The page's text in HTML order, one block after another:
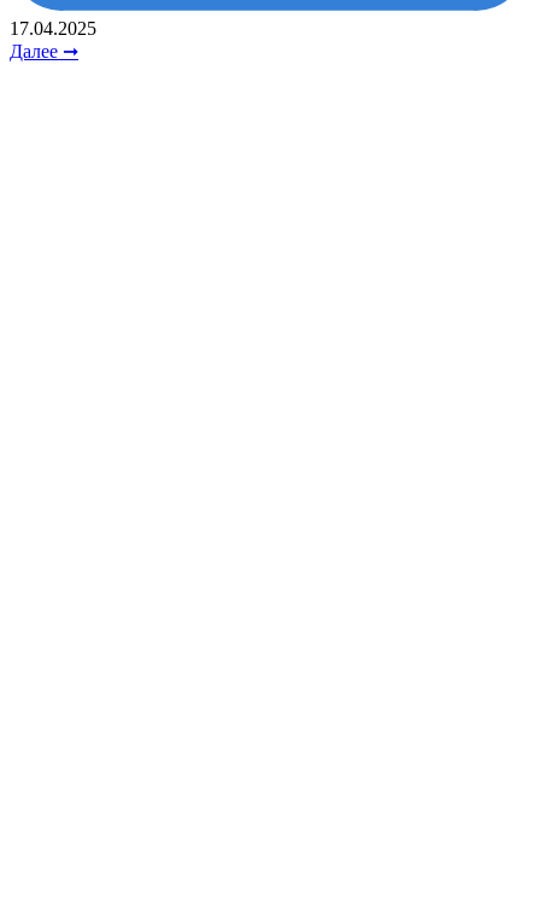
17.04.2025
Далее ➞